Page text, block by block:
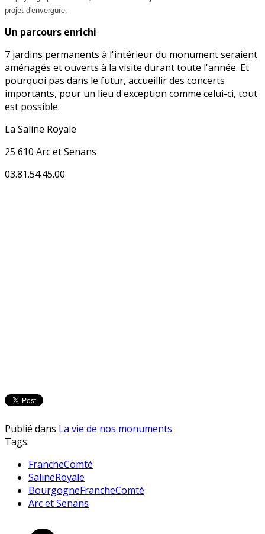
projet d'envergure.
Un parcours enrichi
7 jardins permanents à l'intérieur du monument seraient
aménagés et ouverts à la visite durant toute l'année. Et
pourquoi pas dans le futur, accueillir des concerts
importants, pour un lieu d'exception comme celui-ci, tout
est possible.
La Saline Royale
25 610 Arc et Senans
03.81.54.45.00
Publié dans La vie de nos monuments
Tags:
FrancheComté
SalineRoyale
BourgogneFrancheComté
Arc et Senans